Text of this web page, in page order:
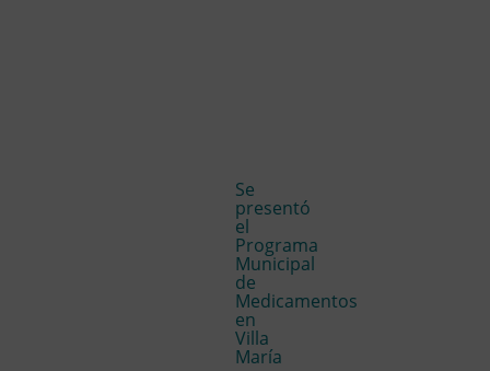
Se
presentó
el
Programa
Municipal
de
Medicamentos
en
Villa
María